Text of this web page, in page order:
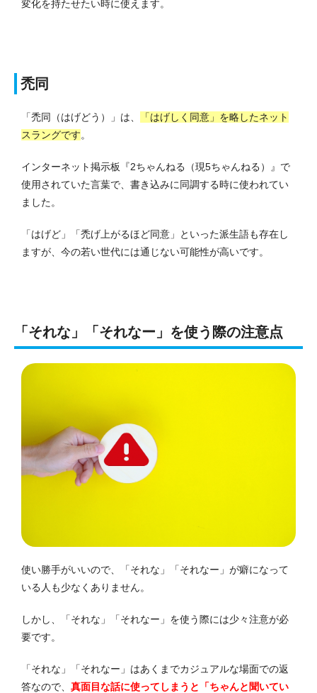
変化を持たせたい時に使えます。
禿同
「禿同（はげどう）」は、
「はげしく同意」を略したネット
スラングです。
インターネット掲示板『2ちゃんねる（現5ちゃんねる）』で
使用されていた言葉で、書き込みに同調する時に使われてい
ました。
「はげど」「禿げ上がるほど同意」といった派生語も存在し
ますが、今の若い世代には通じない可能性が高いです。
「それな」「それなー」を使う際の注意点
使い勝手がいいので、「それな」「それなー」が癖になって
いる人も少なくありません。
しかし、「それな」「それなー」を使う際には少々注意が必
要です。
「それな」「それなー」はあくまでカジュアルな場面での返
答なので、 真面目な話に使ってしまうと「ちゃんと聞いてい